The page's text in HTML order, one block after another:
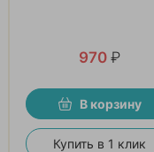
970 ₽
В корзину
Купить в 1 клик